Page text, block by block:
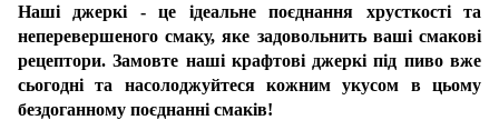
Наші джеркі - це ідеальне поєднання хрусткості та
неперевершеного смаку, яке задовольнить ваші смакові
рецептори. Замовте наші крафтові джеркі під пиво вже
сьогодні та насолоджуйтеся кожним укусом в цьому
бездоганному поєднанні смаків!